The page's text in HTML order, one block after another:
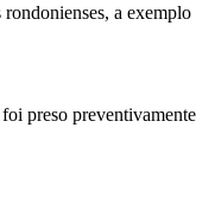
a exemplo
preso preventivamente